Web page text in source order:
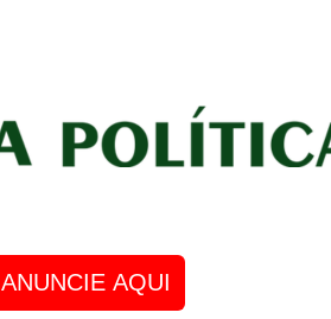
ANUNCIE AQUI